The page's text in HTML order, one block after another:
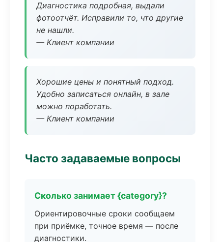
Диагностика подробная, выдали
фотоотчёт. Исправили то, что другие
не нашли.
— Клиент компании
Хорошие цены и понятный подход.
Удобно записаться онлайн, в зале
можно поработать.
— Клиент компании
Часто задаваемые вопросы
Сколько занимает {category}?
Ориентировочные сроки сообщаем
при приёмке, точное время — после
диагностики.